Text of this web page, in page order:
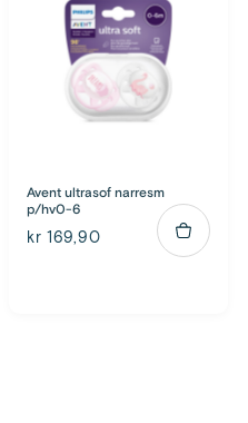
Avent ultrasof narresm
p/hv0-6
kr 169,90